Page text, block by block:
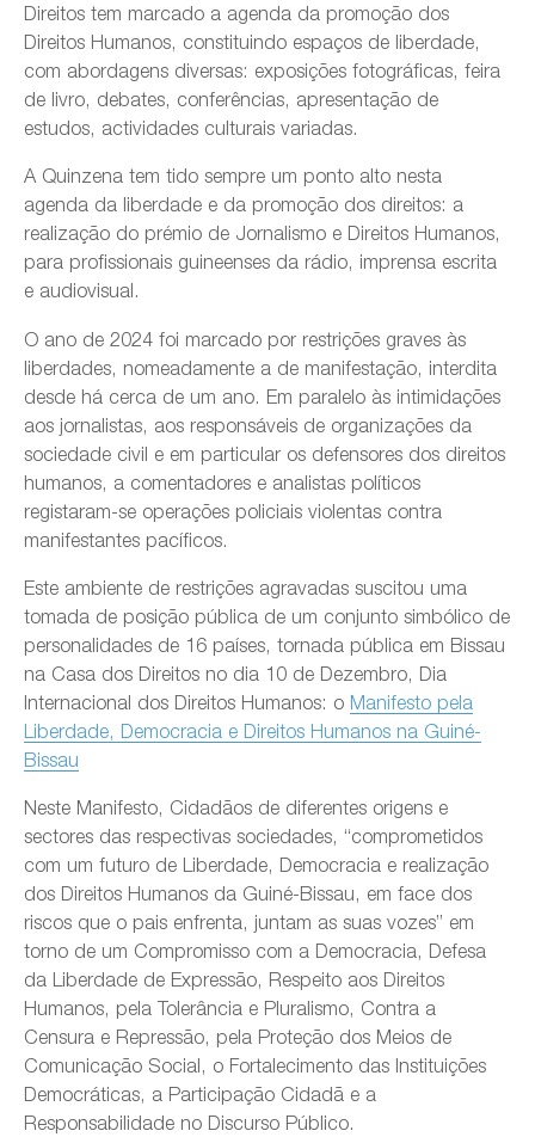
Direitos tem marcado a agenda da promoção dos
Direitos Humanos, constituindo espaços de liberdade,
com abordagens diversas: exposições fotográficas, feira
de livro, debates, conferências, apresentação de
estudos, actividades culturais variadas.
A Quinzena tem tido sempre um ponto alto nesta
agenda da liberdade e da promoção dos direitos: a
realização do prémio de Jornalismo e Direitos Humanos,
para profissionais guineenses da rádio, imprensa escrita
e audiovisual.
O ano de 2024 foi marcado por restrições graves às
liberdades, nomeadamente a de manifestação, interdita
desde há cerca de um ano. Em paralelo às intimidações
aos jornalistas, aos responsáveis de organizações da
sociedade civil e em particular os defensores dos direitos
humanos, a comentadores e analistas políticos
registaram-se operações policiais violentas contra
manifestantes pacíficos.
Este ambiente de restrições agravadas suscitou uma
tomada de posição pública de um conjunto simbólico de
personalidades de 16 países, tornada pública em Bissau
na Casa dos Direitos no dia 10 de Dezembro, Dia
Internacional dos Direitos Humanos: o Manifesto pela
Liberdade, Democracia e Direitos Humanos na Guiné-
Bissau
Neste Manifesto, Cidadãos de diferentes origens e
sectores das respectivas sociedades, “comprometidos
com um futuro de Liberdade, Democracia e realização
dos Direitos Humanos da Guiné-Bissau, em face dos
riscos que o pais enfrenta, juntam as suas vozes” em
torno de um Compromisso com a Democracia, Defesa
da Liberdade de Expressão, Respeito aos Direitos
Humanos, pela Tolerância e Pluralismo, Contra a
Censura e Repressão, pela Proteção dos Meios de
Comunicação Social, o Fortalecimento das Instituições
Democráticas, a Participação Cidadã e a
Responsabilidade no Discurso Público.